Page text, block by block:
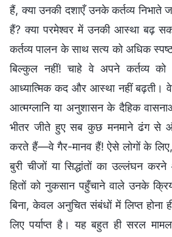
हैं, क्या उनकी दशाएँ उनके कर्तव्य
हैं? क्या परमेश्वर में उनकी आस्था बढ़
कर्तव्य पालन के साथ सत्य को अधिक
बिल्कुल नहीं! चाहे वे अपने कर्तव्य को
आध्यात्मिक कद और आस्था नहीं बढ़ती। वे
आत्मग्लानि या अनुशासन के दैहिक
भीतर जीते हुए सब कुछ मनमाने ढंग से
करते हैं—वे गैर-मानव हैं! ऐसे लोगों के लिए,
बुरी चीजों या सिद्धांतों का उल्लंघन
हितों को नुकसान पहुँचाने वाले उनके
बिना, केवल अनुचित संबंधों में लिप्त होना
लिए पर्याप्त है। यह बहुत ही सरल